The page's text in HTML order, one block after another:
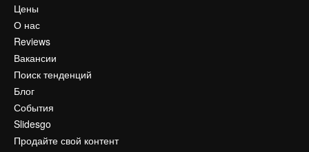
Цены
О нас
Reviews
Вакансии
Поиск тенденций
Блог
События
Slidesgo
Продайте свой контент